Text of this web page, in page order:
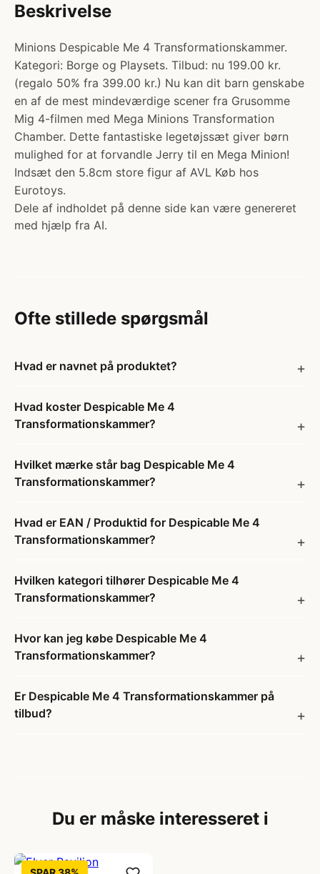
Beskrivelse
Minions Despicable Me 4 Transformationskammer.
Kategori: Borge og Playsets. Tilbud: nu 199.00 kr.
(regalo 50% fra 399.00 kr.) Nu kan dit barn genskabe
en af de mest mindeværdige scener fra Grusomme
Mig 4-filmen med Mega Minions Transformation
Chamber. Dette fantastiske legetøjssæt giver børn
mulighed for at forvandle Jerry til en Mega Minion!
Indsæt den 5.8cm store figur af AVL Køb hos
Eurotoys.
Dele af indholdet på denne side kan være genereret
med hjælp fra AI.
Ofte stillede spørgsmål
Hvad er navnet på produktet?
Hvad koster Despicable Me 4
Transformationskammer?
Hvilket mærke står bag Despicable Me 4
Transformationskammer?
Hvad er EAN / Produktid for Despicable Me 4
Transformationskammer?
Hvilken kategori tilhører Despicable Me 4
Transformationskammer?
Hvor kan jeg købe Despicable Me 4
Transformationskammer?
Er Despicable Me 4 Transformationskammer på
tilbud?
Du er måske interesseret i